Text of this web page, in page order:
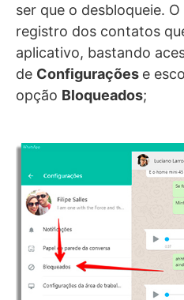
ser que o desbloqueie.
registro dos contatos
aplicativo, bastando
de Configurações e
opção Bloqueados;